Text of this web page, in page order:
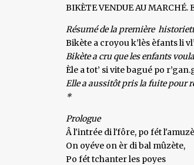
BIKÈTE VENDUE AU
Résumé de la première
Bikète a croyou k’lès èfants li
Bikète a cru que les enfants
Èle a tot’ si vite bagué po
Elle a aussitôt pris la fuite pour
*
Prologue
Â l'intrée di l'fôre, po fét
On oyéve on èr di bal mûzète,
Po fét tchanter les poyes